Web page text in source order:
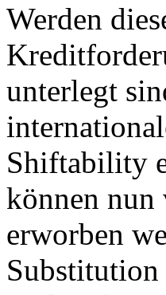
Werden
unterlegt
Shiftability
können nun
erworben